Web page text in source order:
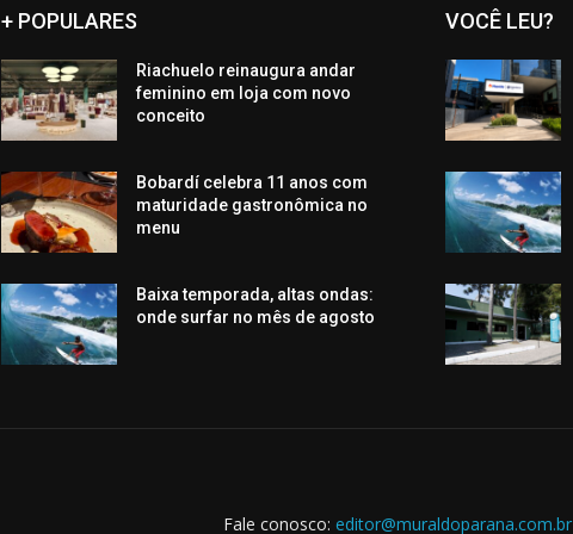
+ POPULARES
Riachuelo reinaugura andar
feminino em loja com novo
conceito
Bobardí celebra 11 anos com
maturidade gastronômica no
menu
Baixa temporada, altas ondas:
onde surfar no mês de agosto
VOCÊ LEU?
Fale conosco: editor@muraldoparana.com.br